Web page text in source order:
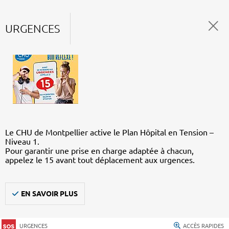
URGENCES
Le CHU de Montpellier active le Plan Hôpital en Tension –
Niveau 1.
Pour garantir une prise en charge adaptée à chacun,
appelez le 15 avant tout déplacement aux urgences.
EN SAVOIR PLUS
URGENCES ACCÈS RAPIDES